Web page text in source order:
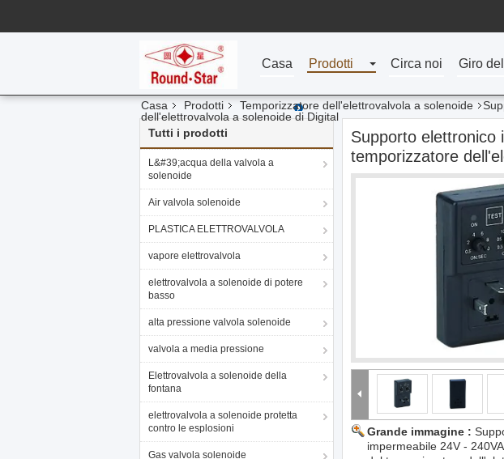
Casa Prodotti Circa noi Giro
Casa Prodotti Temporizzatore dell'elettrovalvola a solenoide
dell'elettrovalvola a solenoide di Digital
Tutti i prodotti
L&#39;acqua della valvola a
solenoide
Air valvola solenoide
PLASTICA ELETTROVALVOLA
vapore elettrovalvola
elettrovalvola a solenoide di potere
basso
alta pressione valvola solenoide
valvola a media pressione
Elettrovalvola a solenoide della
fontana
elettrovalvola a solenoide protetta
contro le esplosioni
Gas valvola solenoide
Supporto elettronico
temporizzatore
Grande immagine :
impermeabile 24V -